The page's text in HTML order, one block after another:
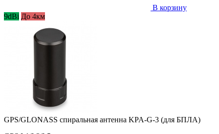
В корзину
9dBi До 4км
GPS/GLONASS спиральная антенна KPA-G-3 (для БПЛА)